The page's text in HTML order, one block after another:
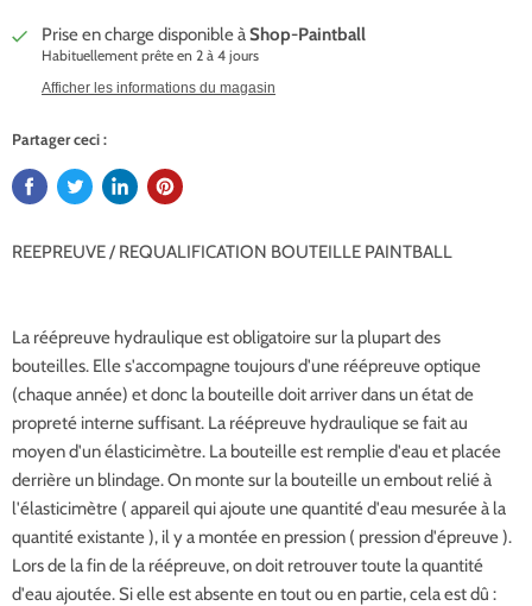
Prise en charge disponible àShop-Paintball
Habituellement prête en 2 à 4 jours
Afficher les informations du magasin
Partager ceci :
REEPREUVE / REQUALIFICATION BOUTEILLE PAINTBALL
La réépreuve hydraulique est obligatoire sur la plupart des
bouteilles. Elle s'accompagne toujours d'une réépreuve optique
(chaque année) et donc la bouteille doit arriver dans un état de
propreté interne suffisant. La réépreuve hydraulique se fait au
moyen d'un élasticimètre. La bouteille est remplie d'eau et placée
derrière un blindage. On monte sur la bouteille un embout relié à
l'élasticimètre ( appareil qui ajoute une quantité d'eau mesurée à la
quantité existante ), il y a montée en pression ( pression d'épreuve ).
Lors de la fin de la réépreuve, on doit retrouver toute la quantité
d'eau ajoutée. Si elle est absente en tout ou en partie, cela est dû :